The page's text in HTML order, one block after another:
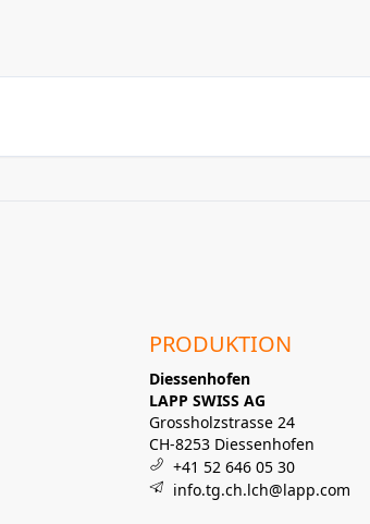
PRODUKTION
Diessenhofen
LAPP SWISS AG
Grossholzstrasse 24
CH-8253 Diessenhofen
+41 52 646 05 30
info.tg.ch.lch@lapp.com